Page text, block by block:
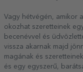
Vagy hétvégén, amikor
okozhat szeretteinek
becenévvel és
vissza akarnak majd
magának és
és egy egyszerű,